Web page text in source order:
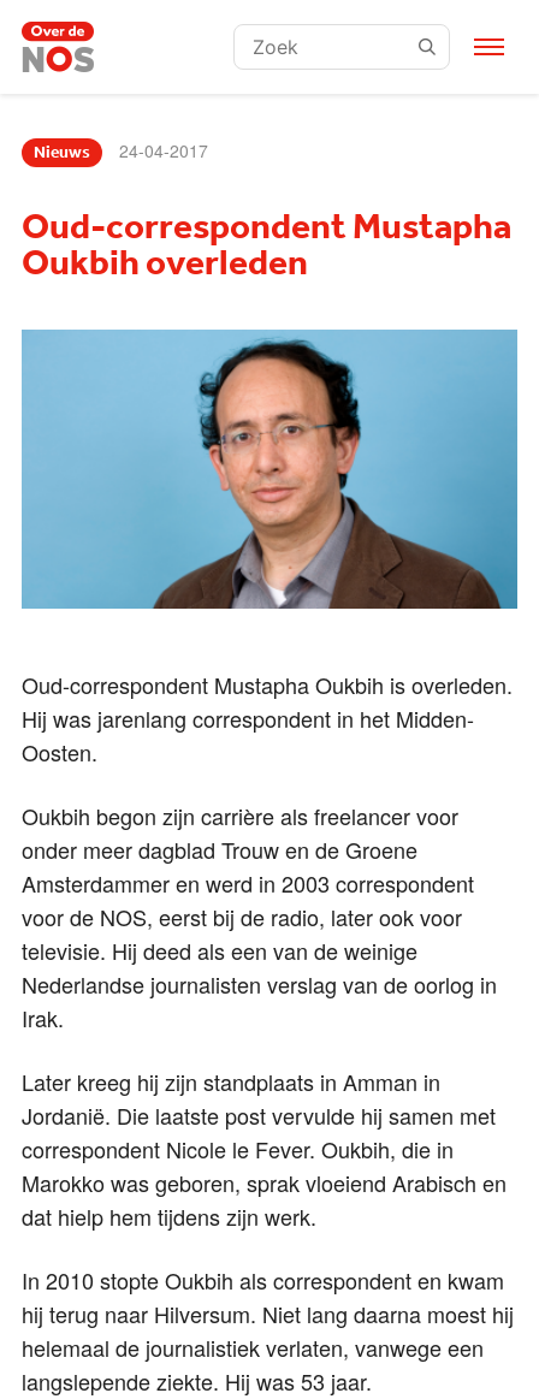
Zoeken:
Nieuws 24-04-2017
Oud-correspondent Mustapha
Oukbih overleden
Oud-correspondent Mustapha Oukbih is overleden.
Hij was jarenlang correspondent in het Midden-
Oosten.
Oukbih begon zijn carrière als freelancer voor
onder meer dagblad Trouw en de Groene
Amsterdammer en werd in 2003 correspondent
voor de NOS, eerst bij de radio, later ook voor
televisie. Hij deed als een van de weinige
Nederlandse journalisten verslag van de oorlog in
Irak.
Later kreeg hij zijn standplaats in Amman in
Jordanië. Die laatste post vervulde hij samen met
correspondent Nicole le Fever. Oukbih, die in
Marokko was geboren, sprak vloeiend Arabisch en
dat hielp hem tijdens zijn werk.
In 2010 stopte Oukbih als correspondent en kwam
hij terug naar Hilversum. Niet lang daarna moest hij
helemaal de journalistiek verlaten, vanwege een
langslepende ziekte. Hij was 53 jaar.